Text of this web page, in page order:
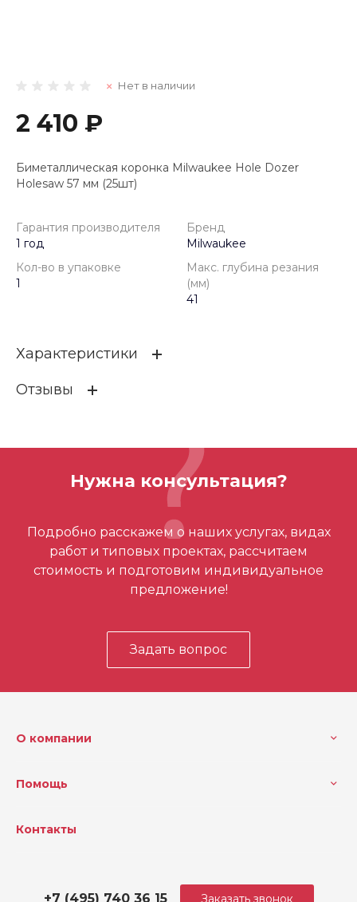
Нет в наличии
2 410 ₽
Биметаллическая коронка Milwaukee Hole Dozer
Holesaw 57 мм (25шт)
Гарантия производителя
1 год
Бренд
Milwaukee
Кол-во в упаковке
1
Макс. глубина резания
(мм)
41
Характеристики
Гарантия производителя
1
Макс. глубина резания (м
41
Отзывы
Отзывов ещё нет – ваш может стать
первым
Нужна консультация?
Подробно расскажем о наших услугах, видах
работ и типовых проектах, рассчитаем
стоимость и подготовим индивидуальное
предложение!
Задать вопрос
О компании
Помощь
Контакты
+7 (495) 740 36 15 Заказать звонок